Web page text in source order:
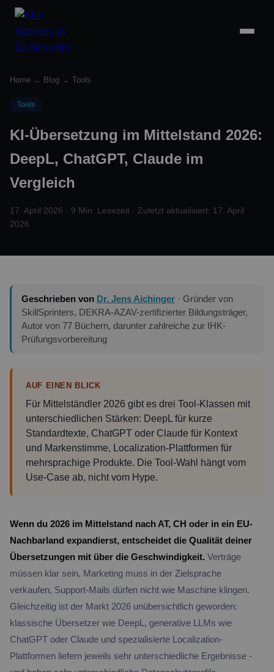
Home → Blog → Tools
Tools
KI-Übersetzung im Mittelstand 2026:
DeepL, ChatGPT, Claude im
Vergleich
17. April 2026 · 9 Min. Lesezeit · Zuletzt aktualisiert: 17. April
2026
Geschrieben von Dr. Jens Aichinger · Gründer von
SkillSprinters, DEKRA-AZAV-zertifizierter Bildungsträger,
Autor von 77 Büchern, darunter zahlreiche zur IHK-
Prüfungsvorbereitung
AUF EINEN BLICK
Für Mittelständler 2026 gibt es drei Tool-Klassen mit
unterschiedlichen Stärken: DeepL für kurze
Standardtexte, ChatGPT oder Claude für Kontext
und Markenstimme, Localization-Plattformen für
mehrsprachige Produkte. Die Tool-Wahl hängt vom
Use-Case ab, nicht vom Hype.
Wenn du 2026 im Mittelstand nach AT, CH oder in ein EU-
Nachbarland expandierst, entscheidet die Qualität deiner
Übersetzungen mit über die Geschwindigkeit. Verträge
müssen klar sein, Marketing muss in der Zielsprache
verkaufen, Support-Mails dürfen nicht wie Maschine klingen.
Gleichzeitig ist der Markt 2026 unübersichtlich geworden:
klassische Übersetzer wie DeepL, generative LLMs wie
ChatGPT oder Claude und spezialisierte Localization-
Plattformen liefern jeweils sehr unterschiedliche Ergebnisse -